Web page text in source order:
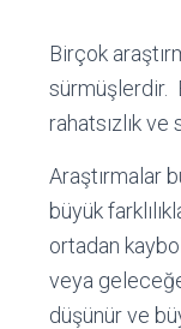
Birçok
sürmüşlerdir.
rahatsızlık
Araştırmalar
büyük
ortadan
veya
düşünür ve